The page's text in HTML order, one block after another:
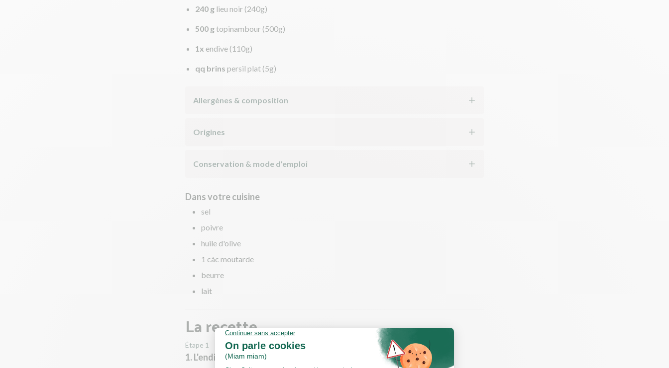
240 g lieu noir (240g)
500 gtopinambour (500g)
1x endive (110g)
qq brins persil plat (5g)
Allergènes & composition
Origines
Conservation & mode d'emploi
Dans votre cuisine
sel
poivre
huile d'olive
1 càc moutarde
beurre
lait
La recette
Étape 1
1. L'endive